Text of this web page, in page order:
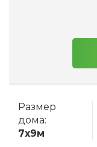
Размер
дома:
7x9м